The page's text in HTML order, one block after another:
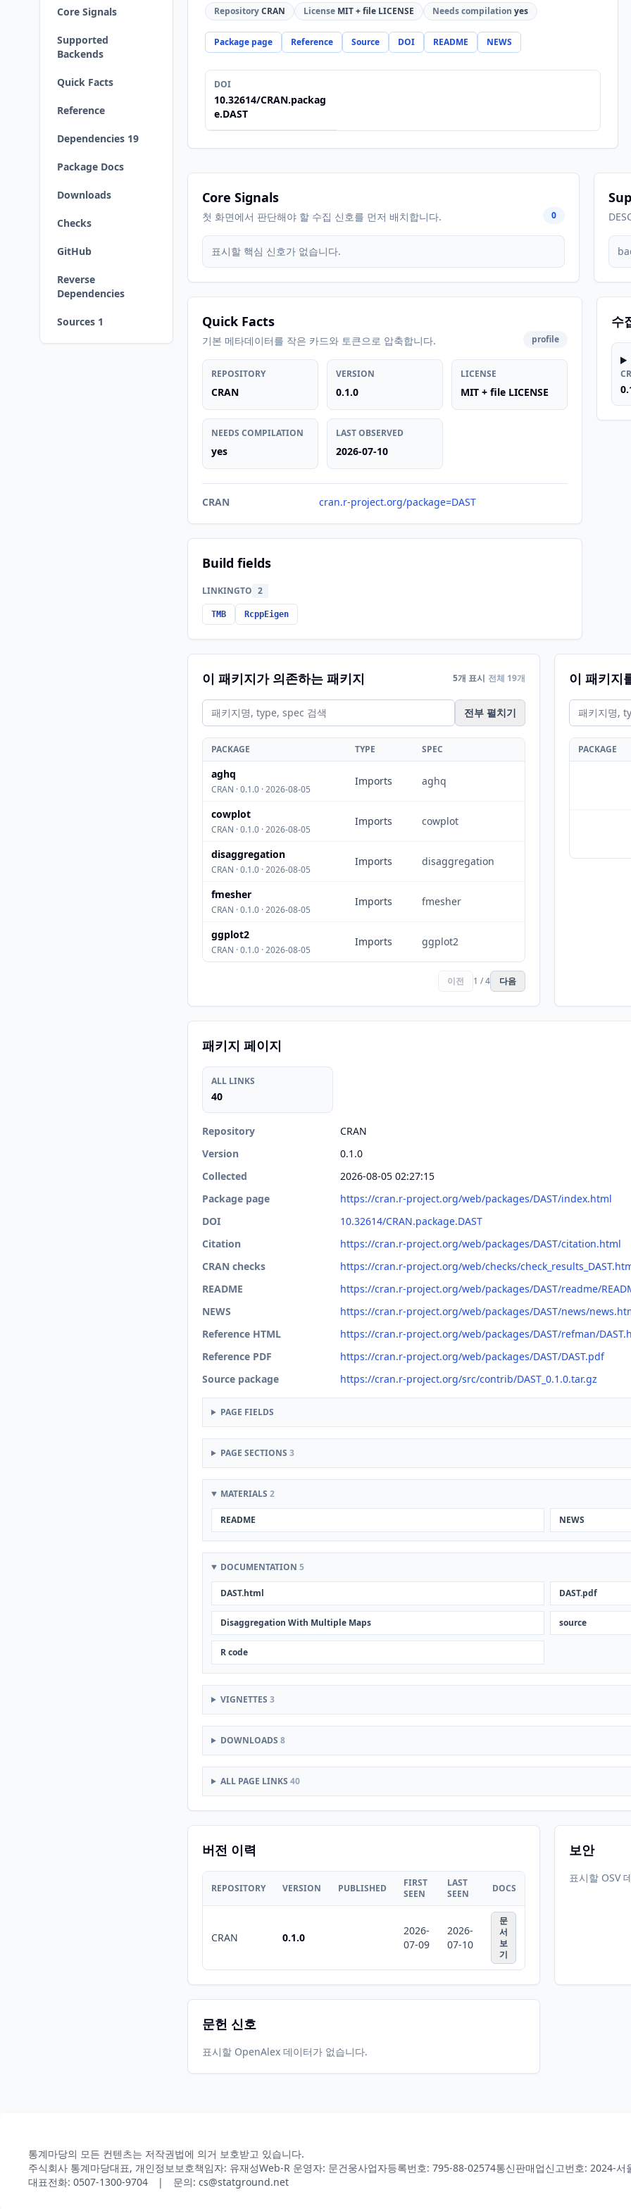
Core Signals
Supported
Backends
Quick Facts
Reference
Dependencies 19
Package Docs
Downloads
Checks
GitHub
Reverse
Dependencies
Sources 1
RepositoryCRAN License MIT + file LICENSE Needs compilation yes
Package page Reference Source DOI README NEWS
DOI
10.32614/CRAN.packag
e.DAST
Core Signals
첫 화면에서 판단해야 할 수집 신호를 먼저 배치합니다. 0
표시할 핵심 신호가 없습니다.
Quick Facts
기본 메타데이터를 작은 카드와 토큰으로 압축합니다. profile
REPOSITORY
CRAN
VERSION
0.1.0
LICENSE
MIT + file LICENSE
NEEDS COMPILATION
yes
LAST OBSERVED
2026-07-10
CRAN cran.r-project.org/package=DAST
Build fields
LINKINGTO 2
TMB RcppEigen
수
이 패키지가 의존하는 패키지 5개 표시 전체 19개
전부 펼치기
PACKAGE TYPE SPEC
aghq
CRAN · 0.1.0 · 2026-08-05
Imports aghq
cowplot
CRAN · 0.1.0 · 2026-08-05
Imports cowplot
disaggregation
CRAN · 0.1.0 · 2026-08-05
Imports disaggregation
fmesher
CRAN · 0.1.0 · 2026-08-05
Imports fmesher
ggplot2
CRAN · 0.1.0 · 2026-08-05
Imports ggplot2
이전 1 / 4 다음
이 패키지
PACKAGE
패키지 페이지
ALL LINKS
40
Repository
CRAN
Version
0.1.0
Collected
2026-08-05 02:27:15
Package page
https://cran.r-project.org/web/packages/DAST/index.html
DOI
10.32614/CRAN.package.DAST
Citation
https://cran.r-project.org/web/packages/DAST/citation.html
CRAN checks
https://cran.r-project.org/web/checks/
README
https://cran.r-project.org/web/packages/DAST/readme/
NEWS
https://cran.r-project.org/web/packages/DAST/news/
Reference HTML
https://cran.r-project.org/web/packages/DAST/refman/
Reference PDF
https://cran.r-project.org/web/packages/DAST/DAST.pdf
Source package
https://cran.r-project.org/src/contrib/DAST_0.1.0.tar.gz
PAGE FIELDS
PAGE SECTIONS 3
MATERIALS 2
README NEWS
DOCUMENTATION 5
DAST.html DAST.pdf
Disaggregation With Multiple Maps source
R code
VIGNETTES 3
DOWNLOADS 8
ALL PAGE LINKS 40
버전 이력
REPOSITORY VERSION PUBLISHED
FIRST
SEEN
LAST
SEEN
DOCS
CRAN 0.1.0
2026-
07-09
2026-
07-10
문
서
보
기
보안
표시할 OSV
문헌 신호
표시할 OpenAlex 데이터가 없습니다.
통계마당의 모든 컨텐츠는 저작권법에 의거 보호받고 있습니다.
주식회사 통계마당대표, 개인정보보호책임자: 유재성Web-R 운영자: 문건웅사업자등록번호: 795-88-02574통신판매업신고번호: 2024-서
대표전화: 0507-1300-9704 | 문의: cs@statground.net